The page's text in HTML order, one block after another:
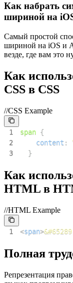
Как набрать
шириной на
Самый простой
шириной на iOS и
везде, где вам это
Как
CSS в CSS
//CSS Example
1 span {
2
content :
3
}
Как
HTML в
//HTML Example
1 <span>
Полная
Репрезентация